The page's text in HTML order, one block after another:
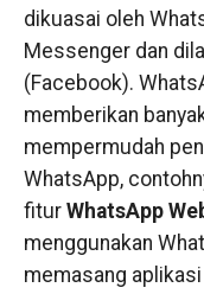
dikuasai oleh
Messenger dan
(Facebook).
memberikan
mempermudah
WhatsApp,
fitur WhatsApp
menggunakan
memasang